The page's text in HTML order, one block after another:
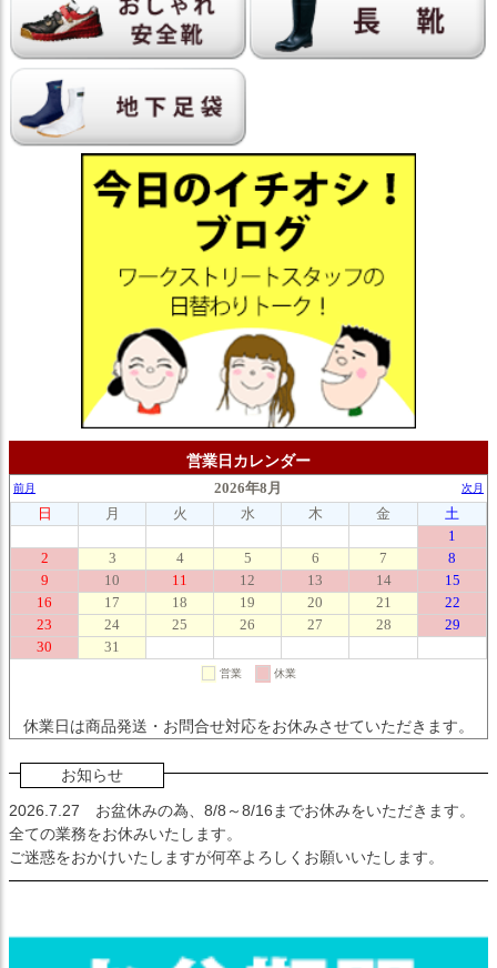
営業日カレンダー
休業日は商品発送・お問合せ対応をお休みさせていただきます。
お知らせ
2026.7.27 お盆休みの為、8/8～8/16までお休みをいただきます。
全ての業務をお休みいたします。
ご迷惑をおかけいたしますが何卒よろしくお願いいたします。